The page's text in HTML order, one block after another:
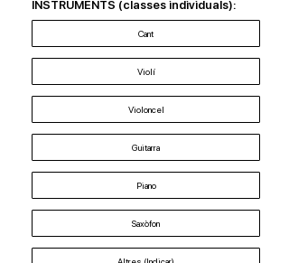
INSTRUMENTS (classes individuals):
Cant
Violí
Violoncel
Guitarra
Piano
Saxòfon